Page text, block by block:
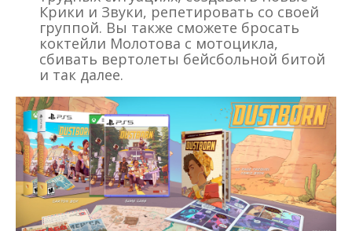
Крики и Звуки, репетировать со своей
группой. Вы также сможете бросать
коктейли Молотова с мотоцикла,
сбивать вертолеты бейсбольной битой
и так далее.